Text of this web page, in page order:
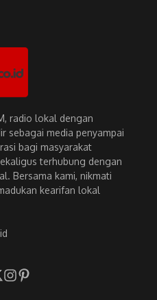
radio lokal dengan
sebagai media penyampai
bagi masyarakat
terhubung dengan
Bersama kami, nikmati
kearifan lokal